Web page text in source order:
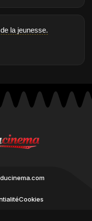
la jeunesse.
Cookies